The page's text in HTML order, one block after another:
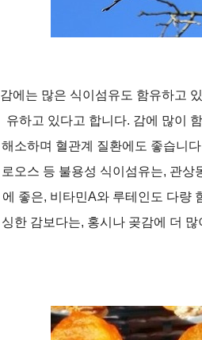
감에는 많은 식이섬유도 함유하고
유하고 있다고 합니다. 감에 많이
해소하며 혈관계 질환에도 좋습니
로오스 등 불용성 식이섬유는, 관
에 좋은, 비타민A와 루테인도 다량
싱한 감보다는, 홍시나 곶감에 더